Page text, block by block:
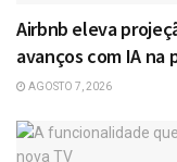
Airbnb eleva
avanços com IA na
AGOSTO 7, 2026